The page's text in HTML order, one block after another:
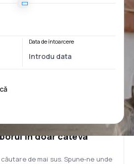
Data de întoarcere
în doar câteva
de mai sus. Spune-ne unde